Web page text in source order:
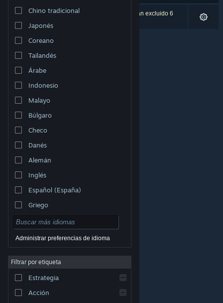
Cambiar idioma
Obtener la aplicación de Steam Mobile
Ver versión clásica
© Valve Corporation. Todos los derechos reservados.
Todas las marcas registradas pertenecen a sus
de Privacidad|Información legal
Acuerdo de Suscriptor a Steam
Cookies
Chino tradicional
Japonés
Coreano
Tailandés
Árabe
Indonesio
Malayo
Búlgaro
Checo
Danés
Alemán
Inglés
Español (España)
Griego
Administrar preferencias de idioma
Filtrar por etiqueta
Estrategia
Acción
0 resultado(s) coinciden con la búsqueda. Se han excluido 6
títulos según tus preferencias.